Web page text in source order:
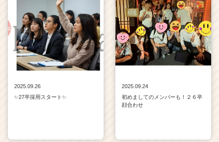
r
C
a
r
e
e
2025.09.26
✨27卒採用スタート✨
2025.09.24
初めましてのメンバーも！２６卒
顔合わせ